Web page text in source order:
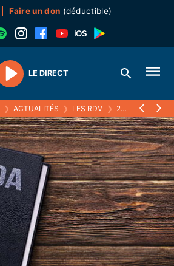
Faire un don (déductible)
Play
LE DIRECT
❯ ACTUALITÉS ❯ LES RDV ❯ 24 AVRIL 2026